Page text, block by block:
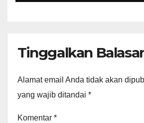
Perundang-
Tinggalkan
Alamat email Anda tidak akan
yang wajib ditandai *
Komentar *